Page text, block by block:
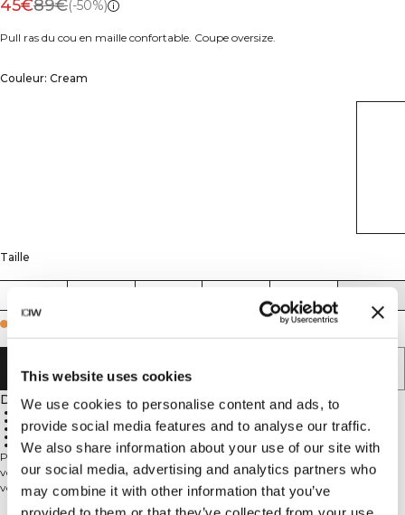
This website uses cookies
We use cookies to personalise content and ads, to
provide social media features and to analyse our traffic.
We also share information about your use of our site with
our social media, advertising and analytics partners who
may combine it with other information that you’ve
45€89€(-50%)
Pull ras du cou en maille confortable. Coupe oversize.
Couleur: Cream
Taille
AJOUTER AU PANIER
Description
90% Cotton, 10% Spandex
680 GSM heavy ribbed material
ICIW embroidery logo
Relaxed fit
Full length
Pull col rond dans un matériau en tricot confortable. Soft Knit Crewneck est
votre nouveau meilleur ami sur le canapé après l'entraînement, ou lors de
votre jour de repos. Le mélange de coton est lourd et doux pour un confort
ultime. Le pull a des poignets côtelés et une coupe décontractée confortable